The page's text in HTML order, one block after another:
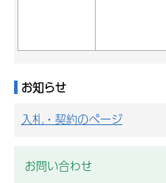
お知らせ
入札・契約のページ
お問い合わせ